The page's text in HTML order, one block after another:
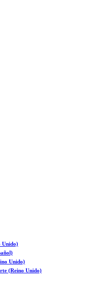
Unido)
Unido)
(Reino Unido)